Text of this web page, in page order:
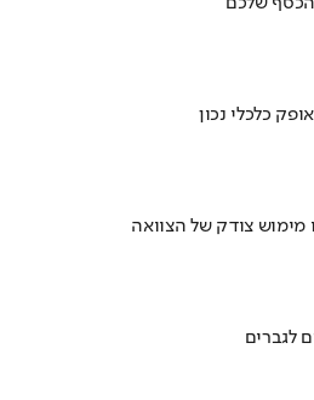
כלכלי נכון
צודק של הצוואה
לגברים